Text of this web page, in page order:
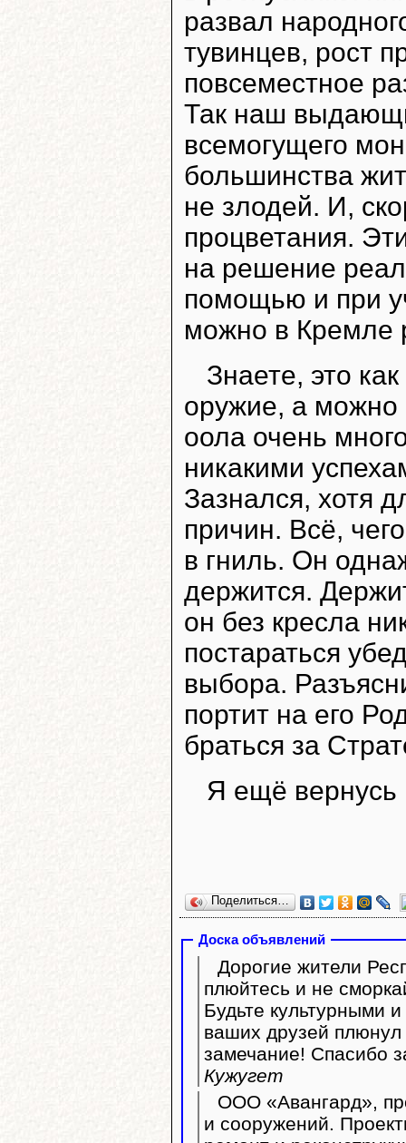
развал
тувинцев, рост
повсеместное
Так наш
всемогущего
большинства
не злодей. И,
процветания.
на решение
помощью и при
можно в Кремле
Знаете, это
оружие, а можно
оола очень
никакими
Зазнался, хотя
причин. Всё,
в гниль. Он
держится.
он без кресла
постараться
выбора.
портит на его
браться за
Я ещё вернусь
Поделиться…
Доска объявлений
Дорогие жители
плюйтесь и не
Будьте культурными
ваших друзей
замечание! Спасибо
Кужугет
ООО «Авангард»,
и сооружений.